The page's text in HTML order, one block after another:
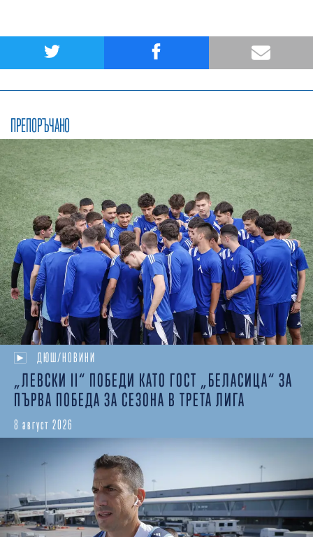
ПРЕПОРЪЧАНО
ДЮШ/НОВИНИ
„ЛЕВСКИ II“ ПОБЕДИ КАТО ГОСТ „БЕЛАСИЦА“ ЗА
ПЪРВА ПОБЕДА ЗА СЕЗОНА В ТРЕТА ЛИГА
8 август 2026